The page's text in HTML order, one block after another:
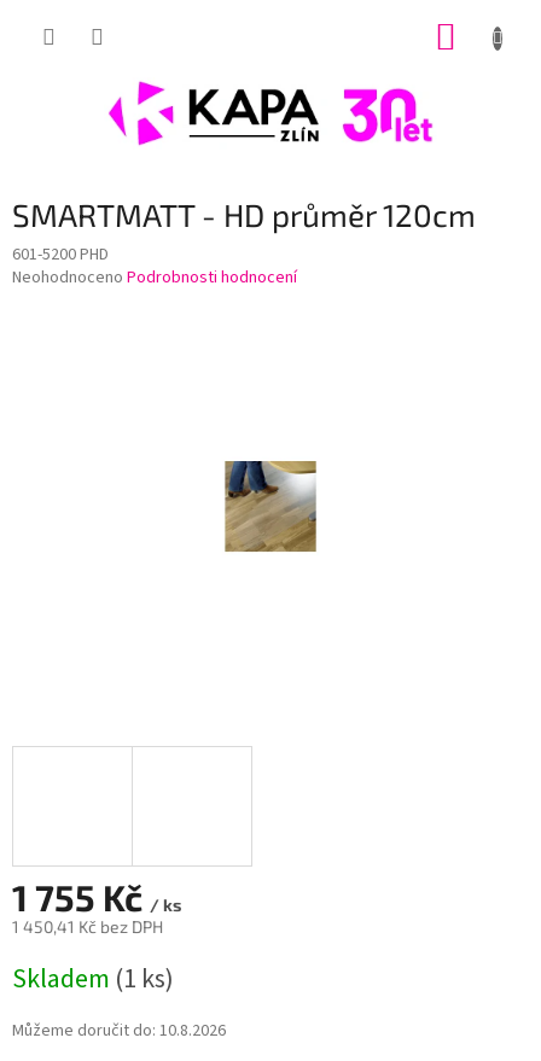
SMARTMATT - HD průměr 120cm
601-5200 PHD
Průměrné
Neohodnoceno Podrobnosti hodnocení
1 755 Kč / ks
1 450,41 Kč bez DPH
cena:
Skladem (1 ks)
Můžeme doručit do: 10.8.2026